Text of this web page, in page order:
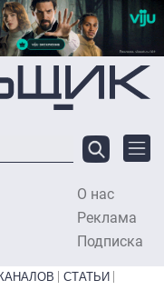
О нас
Реклама
Подписка
СТАТЬИ